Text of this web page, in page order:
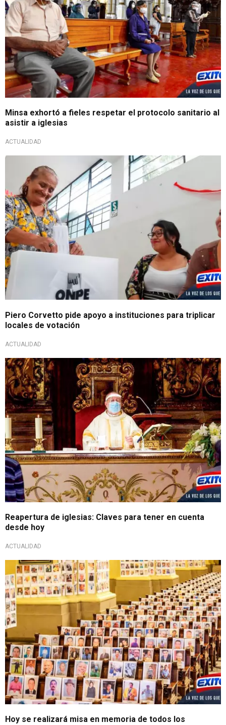
Minsa exhortó a fieles respetar el protocolo sanitario al
asistir a iglesias
ACTUALIDAD
Piero Corvetto pide apoyo a instituciones para triplicar
locales de votación
ACTUALIDAD
Reapertura de iglesias: Claves para tener en cuenta
desde hoy
ACTUALIDAD
Hoy se realizará misa en memoria de todos los